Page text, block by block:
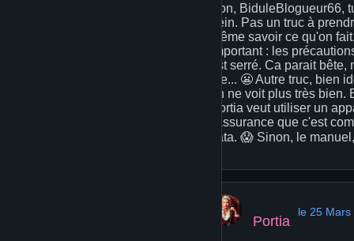
Bon, BiduleBlogueur66,
hein. Pas un truc à
même savoir ce qu'on
important : les
est serré. Ca parait
aïe... 😬 Autre truc, bien
on ne voit plus très
Portia veut utiliser un
l'assurance que c'est
cata. 😱 Sinon, le
Portia
le 25 Mars